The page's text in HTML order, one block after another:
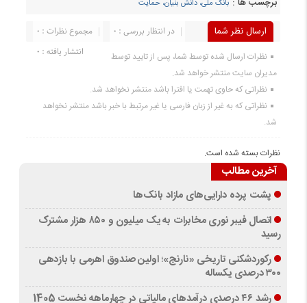
بانک ملی، دانش بنیان، حمایت
ارسال نظر شما مجموع نظرات : 0
در انتظار بررسی : 0
انتشار یافته : 0
نظرات ارسال شده توسط شما، پس از تایید توسط
مدیران سایت منتشر خواهد شد.
نظراتی که حاوی تهمت یا افترا باشد منتشر نخواهد شد.
نظراتی که به غیر از زبان فارسی یا غیر مرتبط با خبر باشد منتشر نخواهد
شد.
نظرات بسته شده است.
آخرین مطالب
پشت پرده دارایی‌های مازاد بانک‌ها
اتصال فیبر نوری مخابرات به یک میلیون و ۸۵۰ هزار مشترک
رسید
رکوردشکنی تاریخی «نارنج»؛ اولین صندوق اهرمی با بازدهی
۳۰۰ درصدی یکساله
رشد ۴۶ درصدی درآمدهای مالیاتی در چهارماهه نخست 1405